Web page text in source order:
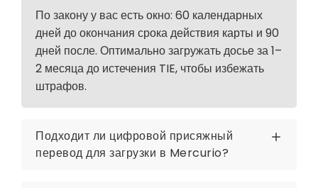
По закону у вас есть окно: 60 календарных
дней до окончания срока действия карты и 90
дней после. Оптимально загружать досье за 1–
2 месяца до истечения TIE, чтобы избежать
штрафов.
Подходит ли цифровой присяжный
перевод для загрузки в Mercurio?